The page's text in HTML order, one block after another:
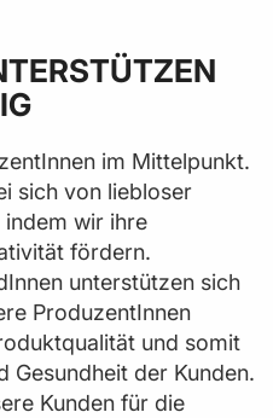
im Mittelpunkt.
sich von liebloser
indem wir ihre
fördern.
unterstützen sich
ProduzentInnen
und somit
Gesundheit der Kunden.
Kunden für die